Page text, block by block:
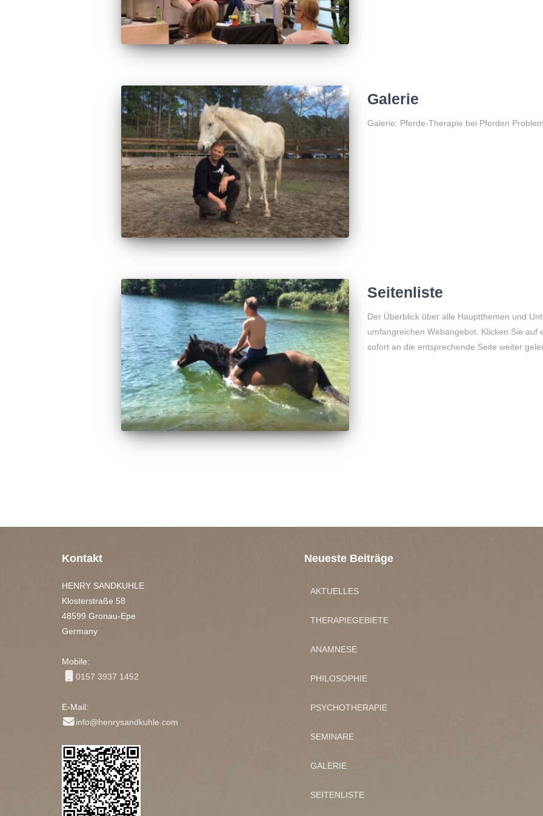
Galerie
Galerie: Pferde-Therapie bei Pferden
Seitenliste
Der Überblick über alle Hauptthemen und
umfangreichen Webangebot. Klicken Sie auf
sofort an die entsprechende Seite weiter
Kontakt
HENRY SANDKUHLE
Klosterstraße 58
48599 Gronau-Epe
Germany
Mobile:
0157 3937 1452
E-Mail:
info@henrysandkuhle.com
Neueste Beiträge
AKTUELLES
THERAPIEGEBIETE
ANAMNESE
PHILOSOPHIE
PSYCHOTHERAPIE
SEMINARE
GALERIE
SEITENLISTE